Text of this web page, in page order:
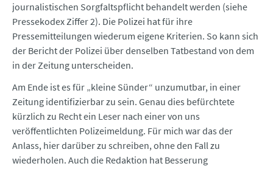
journalistischen Sorgfaltspflicht behandelt werden (siehe
Pressekodex Ziffer 2). Die Polizei hat für ihre
Pressemitteilungen wiederum eigene Kriterien. So kann sich
der Bericht der Polizei über denselben Tatbestand von dem
in der Zeitung unterscheiden.
Am Ende ist es für „kleine Sünder“ unzumutbar, in einer
Zeitung identifizierbar zu sein. Genau dies befürchtete
kürzlich zu Recht ein Leser nach einer von uns
veröffentlichten Polizeimeldung. Für mich war das der
Anlass, hier darüber zu schreiben, ohne den Fall zu
wiederholen. Auch die Redaktion hat Besserung